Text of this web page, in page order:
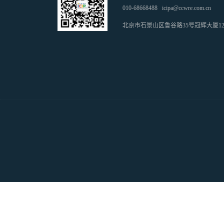
010-68668488 icipa@ccwre.com.cn
北京市石景山区鲁谷路35号冠辉大厦